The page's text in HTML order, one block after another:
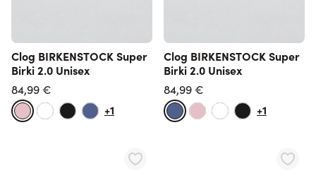
Clog BIRKENSTOCK Super
Birki 2.0 Unisex
84,99 €
+1
Clog BIRKENSTOCK Super
Birki 2.0 Unisex
84,99 €
+1